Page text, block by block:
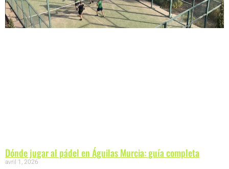
Dónde jugar al pádel en Águilas Murcia: guía completa
avril 1, 2026